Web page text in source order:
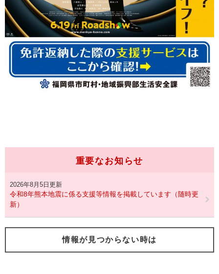
重要なお知らせ
2026年8月5日更新
令和8年熊本地震に係る支援等情報を掲載しています（随時更
新）
情報が見つからない時は